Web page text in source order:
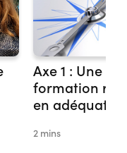
Axe 1 : Une
formation
en
2 mins